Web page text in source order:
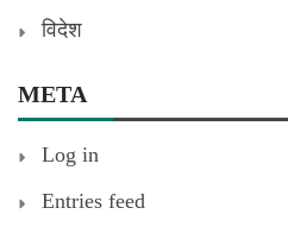
विदेश
META
Log in
Entries feed